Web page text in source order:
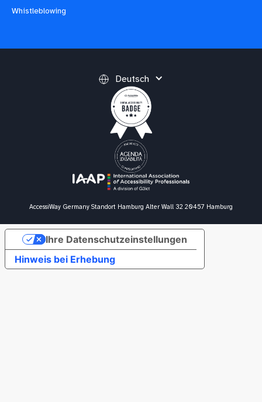
Whistleblowing
Deutsch
AccessiWay Germany Standort Hamburg Alter Wall 32 20457 Hamburg
Hinweis bei Erhebung
Ihre Datenschutzeinstellungen